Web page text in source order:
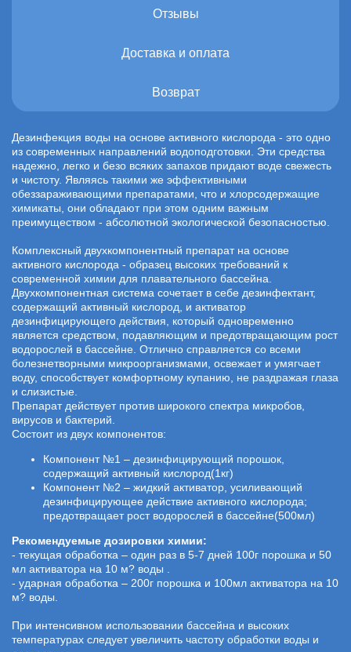
Отзывы
Доставка и оплата
Возврат
Дезинфекция воды на основе активного кислорода - это одно
из современных направлений водоподготовки. Эти средства
надежно, легко и безо всяких запахов придают воде свежесть
и чистоту. Являясь такими же эффективными
обеззараживающими препаратами, что и хлорсодержащие
химикаты, они обладают при этом одним важным
преимуществом - абсолютной экологической безопасностью.
Комплексный двухкомпонентный препарат на основе
активного кислорода - образец высоких требований к
современной химии для плавательного бассейна.
Двухкомпонентная система сочетает в себе дезинфектант,
содержащий активный кислород, и активатор
дезинфицирующего действия, который одновременно
является средством, подавляющим и предотвращающим рост
водорослей в бассейне. Отлично справляется со всеми
болезнетворными микроорганизмами, освежает и умягчает
воду, способствует комфортному купанию, не раздражая глаза
и слизистые.
Препарат действует против широкого спектра микробов,
вирусов и бактерий.
Состоит из двух компонентов:
Компонент №1 – дезинфицирующий порошок,
содержащий активный кислород(1кг)
Компонент №2 – жидкий активатор, усиливающий
дезинфицирующее действие активного кислорода;
предотвращает рост водорослей в бассейне(500мл)
Рекомендуемые дозировки химии:
- текущая обработка – один раз в 5-7 дней 100г порошка и 50
мл активатора на 10 м? воды .
- ударная обработка – 200г порошка и 100мл активатора на 10
м? воды.
При интенсивном использовании бассейна и высоких
температурах следует увеличить частоту обработки воды и